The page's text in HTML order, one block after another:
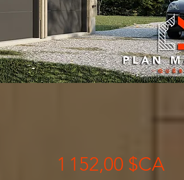
1 152,00 $CAPrix